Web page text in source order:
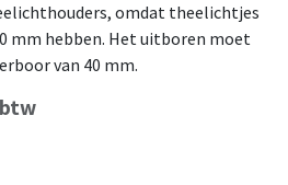
omdat theelichtjes
mm hebben. Het uitboren moet
van 40 mm.